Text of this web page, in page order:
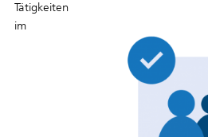
Tätigkeiten
im